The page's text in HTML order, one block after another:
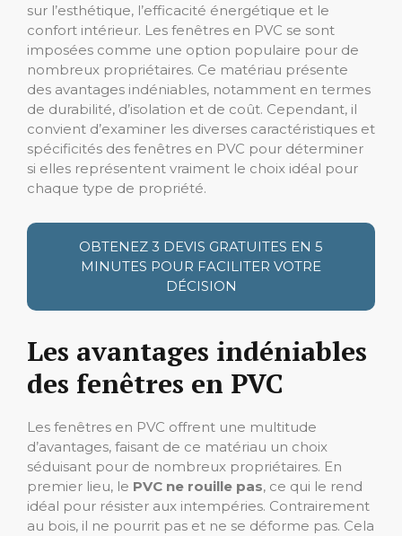
sur l’esthétique, l’efficacité énergétique et le
confort intérieur. Les fenêtres en PVC se sont
imposées comme une option populaire pour de
nombreux propriétaires. Ce matériau présente
des avantages indéniables, notamment en termes
de durabilité, d’isolation et de coût. Cependant, il
convient d’examiner les diverses caractéristiques et
spécificités des fenêtres en PVC pour déterminer
si elles représentent vraiment le choix idéal pour
chaque type de propriété.
OBTENEZ 3 DEVIS GRATUITES EN 5
MINUTES POUR FACILITER VOTRE
DÉCISION
Les avantages indéniables
des fenêtres en PVC
Les fenêtres en PVC offrent une multitude
d’avantages, faisant de ce matériau un choix
séduisant pour de nombreux propriétaires. En
premier lieu, le PVC ne rouille pas, ce qui le rend
idéal pour résister aux intempéries. Contrairement
au bois, il ne pourrit pas et ne se déforme pas. Cela